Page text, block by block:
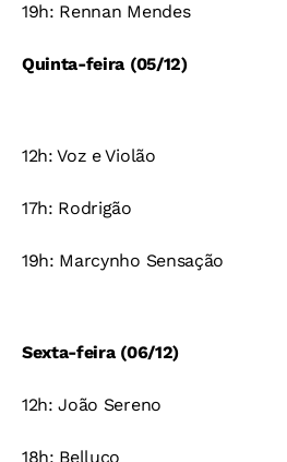
19h: Rennan Mendes
Quinta-feira (05/12)
12h: Voz e Violão
17h: Rodrigão
19h: Marcynho Sensação
Sexta-feira (06/12)
12h: João Sereno
18h: Belluco